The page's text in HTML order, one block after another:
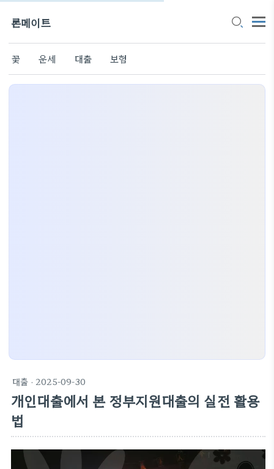
론메이트
꽃 운세 대출 보험
대출 · 2025-09-30
개인대출에서 본 정부지원대출의 실전 활용
법